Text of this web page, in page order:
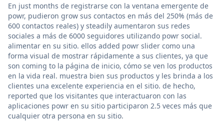
En just months de registrarse con la ventana emergente de
powr, pudieron grow sus contactos en más del 250% (más de
600 contactos reales) y steadily aumentaron sus redes
sociales a más de 6000 seguidores utilizando powr social.
alimentar en su sitio. ellos added powr slider como una
forma visual de mostrar rápidamente a sus clientes, ya que
son coming to la página de inicio, cómo se ven los productos
en la vida real. muestra bien sus productos y les brinda a los
clientes una excelente experiencia en el sitio. de hecho,
reported que los visitantes que interactuaron con las
aplicaciones powr en su sitio participaron 2.5 veces más que
cualquier otra persona en su sitio.